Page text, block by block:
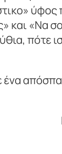
ύφος
και «Να
πότε